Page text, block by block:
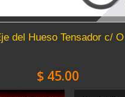
del Hueso Tensador c/
$ 45.00